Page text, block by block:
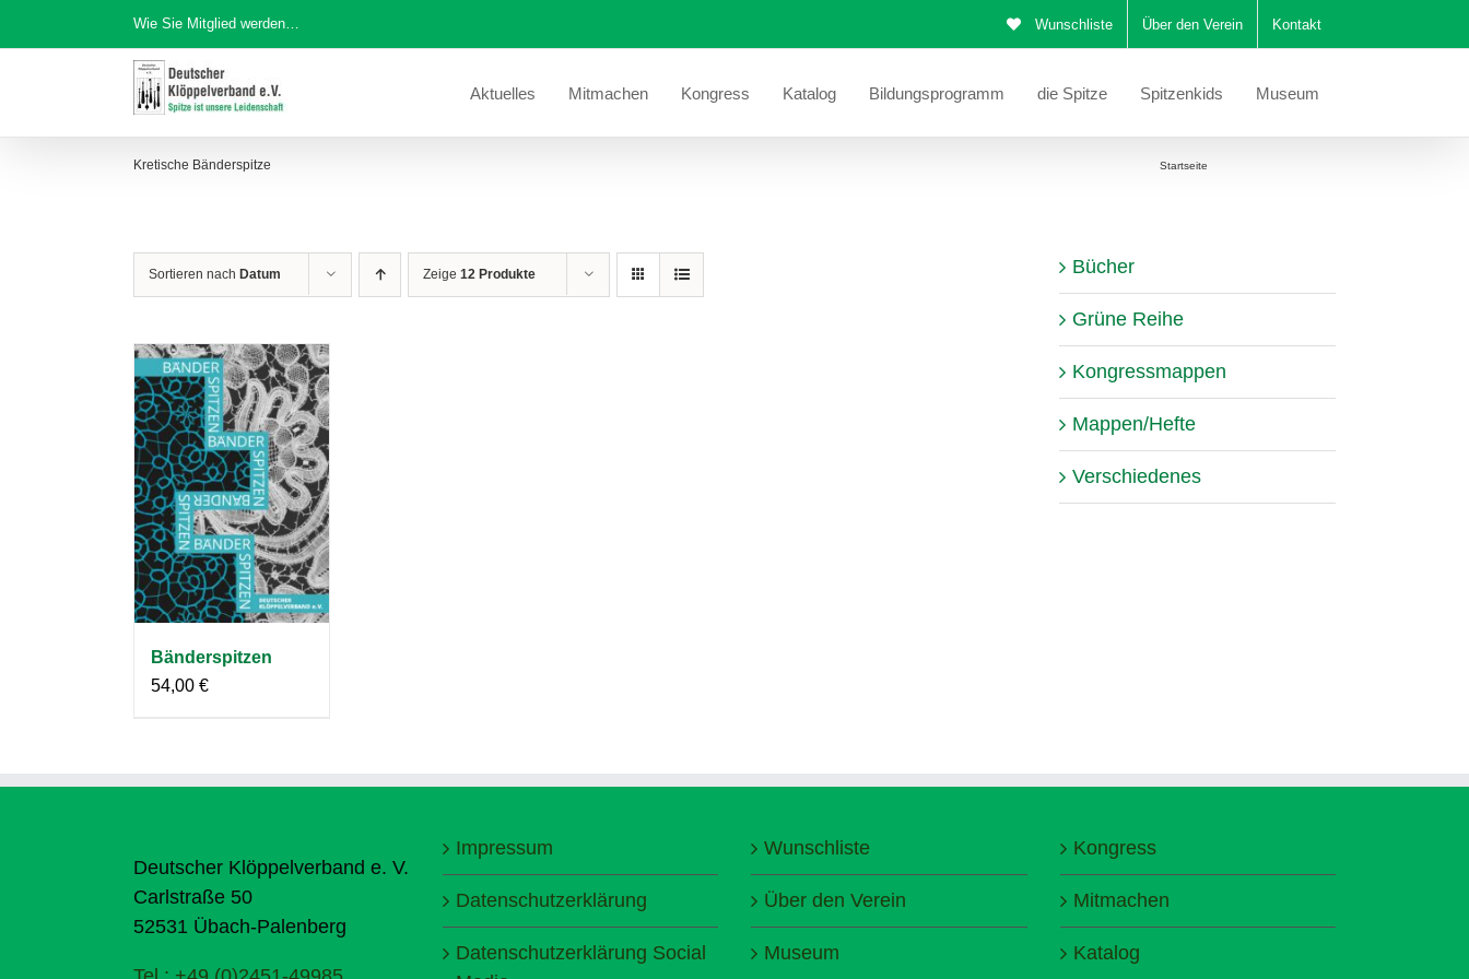
Inhalt
Wie Sie Mitglied werden… Wunschliste Über den Verein Kontakt
Aktuelles Mitmachen Kongress Katalog Bildungsprogramm die Spitze Spitzenkids Museum
Kretische Bänderspitze Startseite
Sortieren nach Datum Zeige 12 Produkte
Bänderspitzen
54,00 €
Bücher
Grüne Reihe
Kongressmappen
Mappen/Hefte
Verschiedenes
Deutscher Klöppelverband e. V.
Carlstraße 50
52531 Übach-Palenberg
Impressum
Datenschutzerklärung
Datenschutzerklärung Social
Wunschliste
Über den Verein
Museum
Kongress
Mitmachen
Katalog